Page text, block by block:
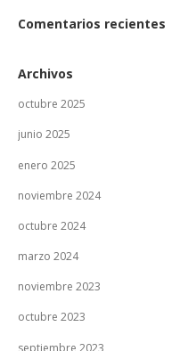
Comentarios recientes
Archivos
octubre 2025
junio 2025
enero 2025
noviembre 2024
octubre 2024
marzo 2024
noviembre 2023
octubre 2023
septiembre 2023